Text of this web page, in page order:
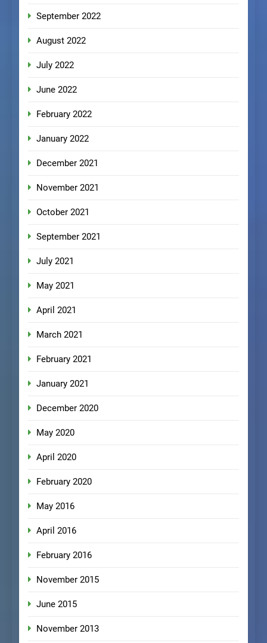
September 2022
August 2022
July 2022
June 2022
February 2022
January 2022
December 2021
November 2021
October 2021
September 2021
July 2021
May 2021
April 2021
March 2021
February 2021
January 2021
December 2020
May 2020
April 2020
February 2020
May 2016
April 2016
February 2016
November 2015
June 2015
November 2013